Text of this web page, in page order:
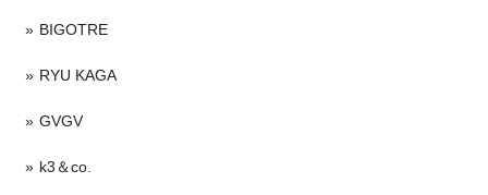
BIGOTRE
RYU KAGA
GVGV
k3＆co.